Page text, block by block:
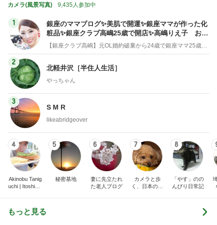
カメラ(風景写真) 9,435人参加中
1
銀座のママブログ✨美肌で開運✨銀座ママが作った化
粧品✨銀座クラブ高嶋25歳で開店✨高嶋りえ子 お着
物でエルメス バーキン コーデ
【銀座クラブ高嶋】元OL婚約破棄から24歳で銀座ママ25歳でオーナーママ銀座 美肌で開運♡パワースポット巡り高嶋りえ子ブログ
2
北軽井沢［半住人生活］
やっちゃん
3
S M R
likeabridgeover
4
Akinobu Tanig
uchi | Itoshima
5
秘密基地
6
妻に先立たれ
た老人ブログ
7
カメラと歩
く、日本の風
8
「やす」のの
んびり日常記
もっと見る